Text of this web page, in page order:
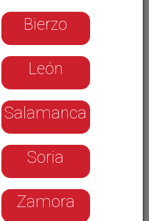
Bierzo
León
Salamanca
Soria
Zamora